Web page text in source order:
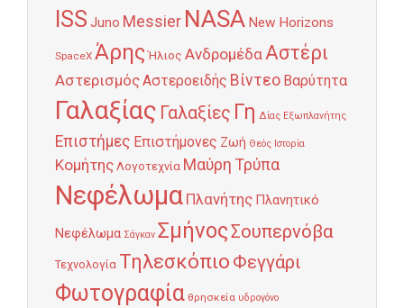
ISS Juno Messier NASA New Horizons
SpaceX Άρης Ήλιος ΑνδρομέδαΑστέρι
ΑστερισμόςΑστεροειδής Βίντεο Βαρύτητα
Γαλαξίας Γαλαξίες Γη Δίας Εξωπλανήτης
Επιστήμες Επιστήμονες Ζωή Θεός Ιστορία
Κομήτης Λογοτεχνία Μαύρη Τρύπα
Νεφέλωμα Πλανήτης Πλανητικό
Νεφέλωμα Σάγκαν ΣμήνοςΣουπερνόβα
Τεχνολογία Τηλεσκόπιο Φεγγάρι
Φωτογραφία θρησκεία υδρογόνο